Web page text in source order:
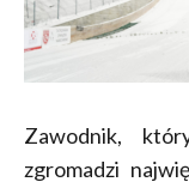
Zawodnik,
zgromadzi